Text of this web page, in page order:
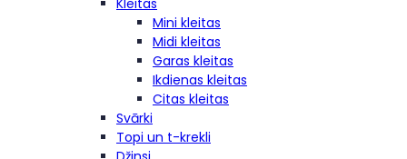
Mini kleitas
Midi kleitas
Garas kleitas
Ikdienas kleitas
Citas kleitas
Svārki
Topi un t-krekli